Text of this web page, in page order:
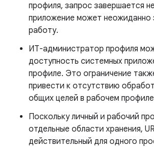
профиля, запрос завершается
приложение может неожиданно
работу.
ИТ-администратор профиля
доступность системных
профиле. Это ограничение
привести к отсутствию
общих целей в рабочем
Поскольку личный и рабочий
отдельные области хранения,
действительный для одного